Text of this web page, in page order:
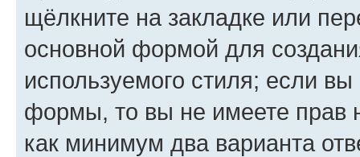
щёлкните на закладке или
основной формой для
используемого стиля; если
формы, то вы не имеете прав
как минимум два варианта